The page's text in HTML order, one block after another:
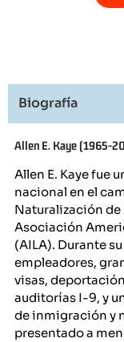
Biografía
Allen E. Kaye (1965-
Allen E. Kaye fue
nacional en el
Naturalización de
Asociación
(AILA). Durante
empleadores,
visas,
auditorías I-9, y
de inmigración y
presentado a